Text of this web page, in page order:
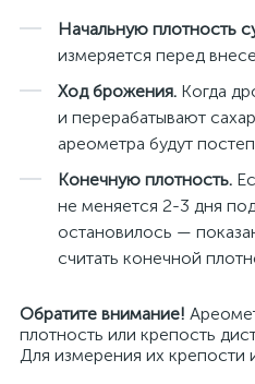
Начальную плотность
измеряется перед
Ход брожения. Когда
и перерабатывают
ареометра будут
Конечную плотность.
не меняется 2-3 дня
остановилось —
считать конечной
Обратите внимание!
плотность или крепость
Для измерения их крепости